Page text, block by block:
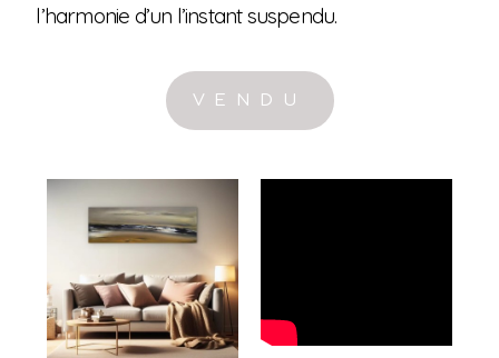
l’harmonie d’un l’instant suspendu.
VENDU